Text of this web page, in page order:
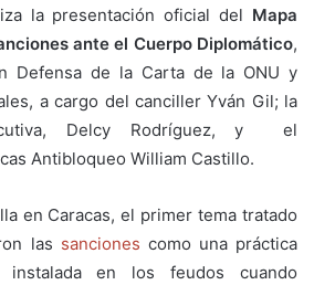
la presentación oficial del Mapa
ante el Cuerpo Diplomático,
Defensa de la Carta de la ONU y
a cargo del canciller Yván Gil; la
Delcy Rodríguez, y el
Antibloqueo William Castillo.
en Caracas, el primer tema tratado
las sanciones como una práctica
instalada en los feudos cuando